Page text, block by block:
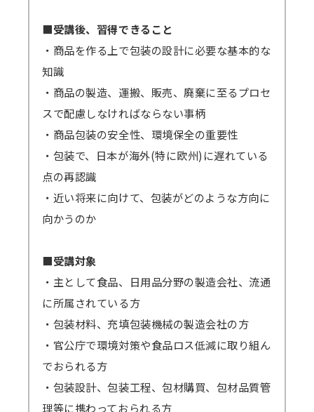
（iOSやAndroidOS ご利用の場合は、アプリ
インストールが必須となります）
＜見逃し視聴ご案内の流れ・配信期間詳細＞
メールにて視聴用URL・パスワードを配信
します。配信開始日を過ぎてもメールが届かな
い場合は必ず弊社までご連絡ください。
準備出来しだい配信いたしますので開始日
が早まる可能性もございます。その場合でも終
了日は変わりません。上記例の2/6開催セミナ
ーの場合、2/8から開始となっても2/17まで視
聴可能です。
それに応じて弊社の標準配信期間設定を延長し
ます。
原則、配信期間の延長はいたしません。
万一、見逃し視聴の提供ができなくなった
場合、（見逃し視聴あり）の方の受講料は（見
逃し視聴なし）の受講料に準じますので、ご了
承ください。
■受講後、習得できること
・商品を作る上で包装の設計に必要な基本的な
知識
・商品の製造、運搬、販売、廃棄に至るプロセ
スで配慮しなければならない事柄
・商品包装の安全性、環境保全の重要性
・包装で、日本が海外(特に欧州)に遅れている
点の再認識
・近い将来に向けて、包装がどのような方向に
向かうのか
■受講対象
・主として食品、日用品分野の製造会社、流通
に所属されている方
・包装材料、充填包装機械の製造会社の方
・官公庁で環境対策や食品ロス低減に取り組ん
でおられる方
・包装設計、包装工程、包材購買、包材品質管
理等に携わっておられる方